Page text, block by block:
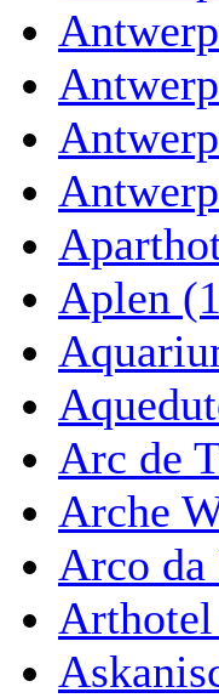
Aplen
Arc de
Arche
Arco da